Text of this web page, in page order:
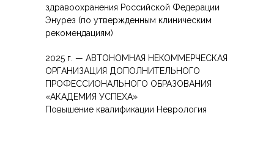
здравоохранения Российской Федерации
Энурез (по утвержденным клиническим
рекомендациям)
2025 г. — АВТОНОМНАЯ НЕКОММЕРЧЕСКАЯ
ОРГАНИЗАЦИЯ ДОПОЛНИТЕЛЬНОГО
ПРОФЕССИОНАЛЬНОГО ОБРАЗОВАНИЯ
«АКАДЕМИЯ УСПЕХА»
Повышение квалификации Неврология